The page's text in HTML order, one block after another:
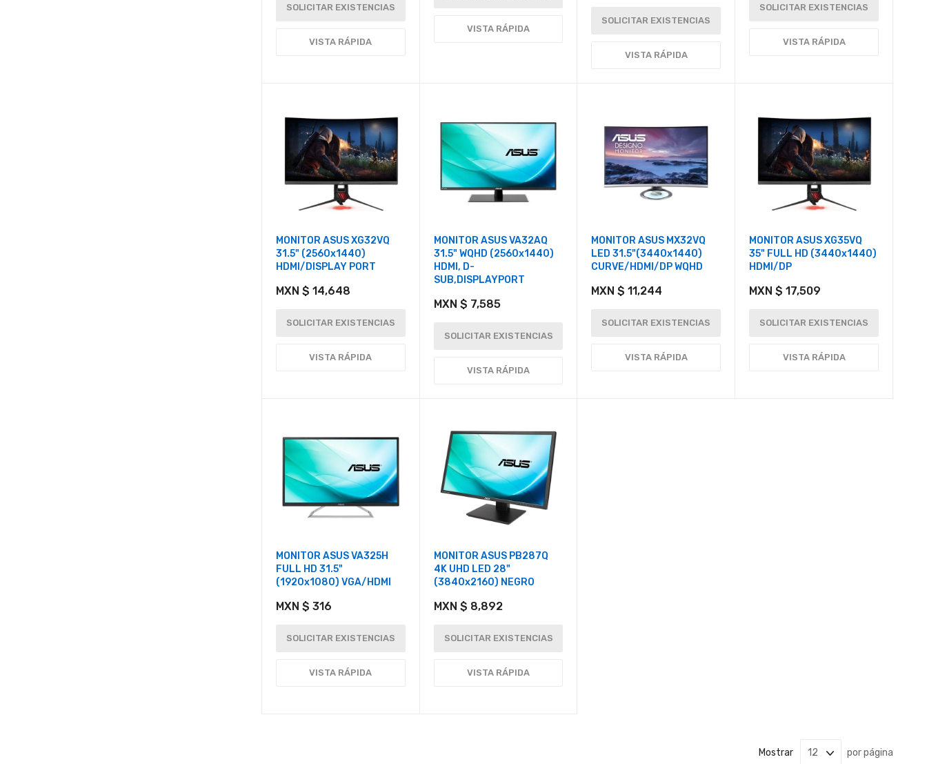
SOLICITAR EXISTENCIAS
VISTA RÁPIDA
VISTA RÁPIDA
SOLICITAR EXISTENCIAS
VISTA RÁPIDA
SOLICITAR EXISTENCIAS
VISTA RÁPIDA
MONITOR ASUS XG32VQ
31.5" (2560x1440)
HDMI/DISPLAY PORT
MXN $ 14,648
SOLICITAR EXISTENCIAS
VISTA RÁPIDA
MONITOR ASUS VA32AQ
31.5" WQHD (2560x1440)
HDMI, D-
SUB,DISPLAYPORT
MXN $ 7,585
SOLICITAR EXISTENCIAS
VISTA RÁPIDA
MONITOR ASUS MX32VQ
LED 31.5"(3440x1440)
CURVE/HDMI/DP WQHD
MXN $ 11,244
SOLICITAR EXISTENCIAS
VISTA RÁPIDA
MONITOR ASUS XG35VQ
35" FULL HD (3440x1440)
HDMI/DP
MXN $ 17,509
SOLICITAR EXISTENCIAS
VISTA RÁPIDA
MONITOR ASUS VA325H
FULL HD 31.5"
(1920x1080) VGA/HDMI
MXN $ 316
SOLICITAR EXISTENCIAS
VISTA RÁPIDA
MONITOR ASUS PB287Q
4K UHD LED 28"
(3840x2160) NEGRO
MXN $ 8,892
SOLICITAR EXISTENCIAS
VISTA RÁPIDA
Mostrar por página